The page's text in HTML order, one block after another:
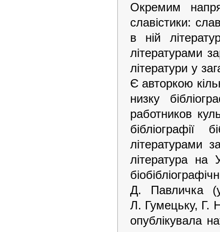
Окремим
славістики:
в ній
літературами
літератури у
Є авторкою
низку
работников
бібліографії
літературами
література на
Д. Павличка
Л. Гумецьку, Г.
опублікувала